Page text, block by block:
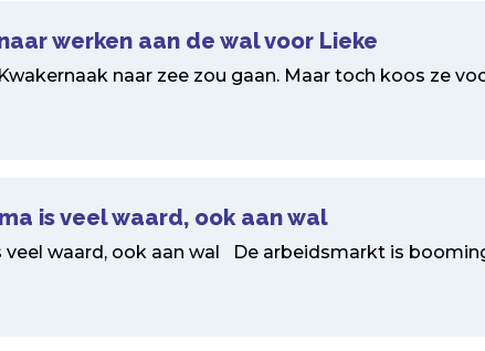
werken aan de wal voor Lieke
naar zee zou gaan. Maar toch koos ze
is veel waard, ook aan wal
waard, ook aan wal De arbeidsmarkt is